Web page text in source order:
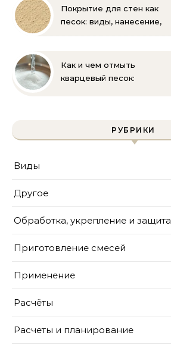
Покрытие для стен как
песок: виды, нанесение,
Как и чем отмыть
кварцевый песок:
РУБРИКИ
Виды
Другое
Обработка, укрепление и защита
Приготовление смесей
Применение
Расчёты
Расчеты и планирование